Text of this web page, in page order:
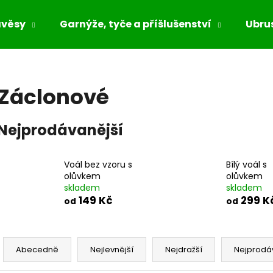
Garnýže, tyče a příšlušenství
Voál bez vzoru s
olůvkem
skladem
od 149 Kč
Bílý voál s
olůvkem
skladem
od 299
Ř
Abecedně Nejlevnější Nejdražší
Doporučujeme